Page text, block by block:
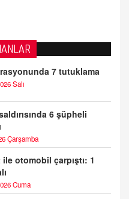
7 tutuklama
Salı
6 şüpheli
Çarşamba
otomobil çarpıştı: 1
Cuma